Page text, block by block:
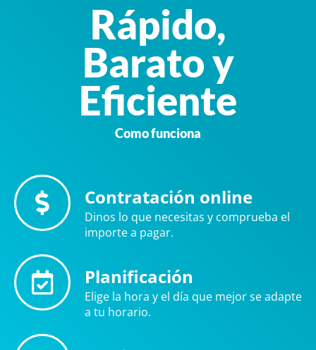
Rápido,
Barato y
Eficiente
Como funciona
Contratación online
Dinos lo que necesitas y comprueba el
importe a pagar.
Planificación
Elige la hora y el día que mejor se adapte
a tu horario.